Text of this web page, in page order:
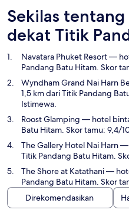
Sekilas
dekat Titik
Navatara Phuket Resort—
Pandang Batu Hitam. Skor
Wyndham Grand Nai Harn
1,5 km dari Titik Pandang
Istimewa.
Roost Glamping — hotel
Batu Hitam. Skor tamu: 9,4/
The Gallery Hotel Nai Harn—
Titik Pandang Batu Hitam.
The Shore at Katathani—
Pandang Batu Hitam. Skor
Direkomendasikan